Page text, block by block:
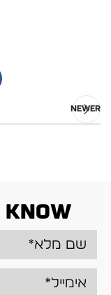
Newer
know